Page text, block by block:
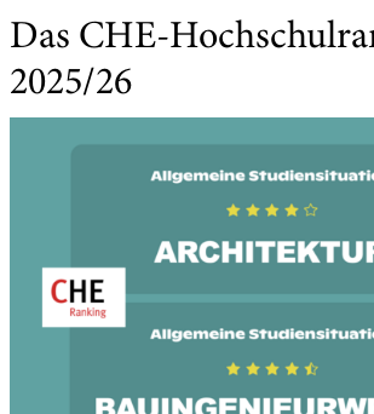
Das CHE-
2025/26